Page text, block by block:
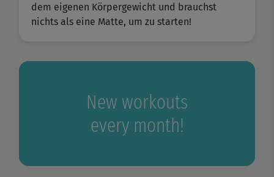
dem eigenen Körpergewicht und brauchst
nichts als eine Matte, um zu starten!
New workouts
every month!